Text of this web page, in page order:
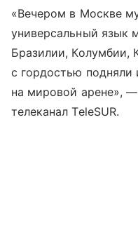
«Вечером в Москве
универсальный язык
Бразилии, Колумбии,
с гордостью
на мировой арене»,
телеканал TeleSUR.